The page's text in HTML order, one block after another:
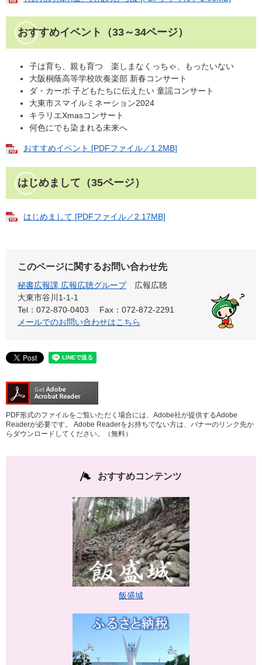
おすすめイベント（33～34ページ）
子は育ち、親も育つ 楽しまなくっちゃ、もったいない
大阪桐蔭高等学校吹奏楽部 新春コンサート
ダ・カーポ 子どもたちに伝えたい 童謡コンサート
大東市スマイルミネーション2024
キラリエXmasコンサート
何色にでも染まれる未来へ
おすすめイベント [PDFファイル／1.2MB]
はじめまして（35ページ）​
はじめまして [PDFファイル／2.17MB]
このページに関するお問い合わせ先
秘書広報課 広報広聴グループ
広報広聴
大東市谷川1-1-1
Tel：072-870-0403
Fax：072-872-2291
メールでのお問い合わせはこちら
PDF形式のファイルをご覧いただく場合には、Adobe社が提供するAdobe
Readerが必要です。
Adobe Readerをお持ちでない方は、バナーのリンク先か
らダウンロードしてください。（無料）
おすすめコンテンツ
飯盛城